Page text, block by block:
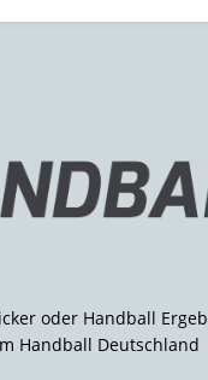
oder Handball
Handball Deutschland